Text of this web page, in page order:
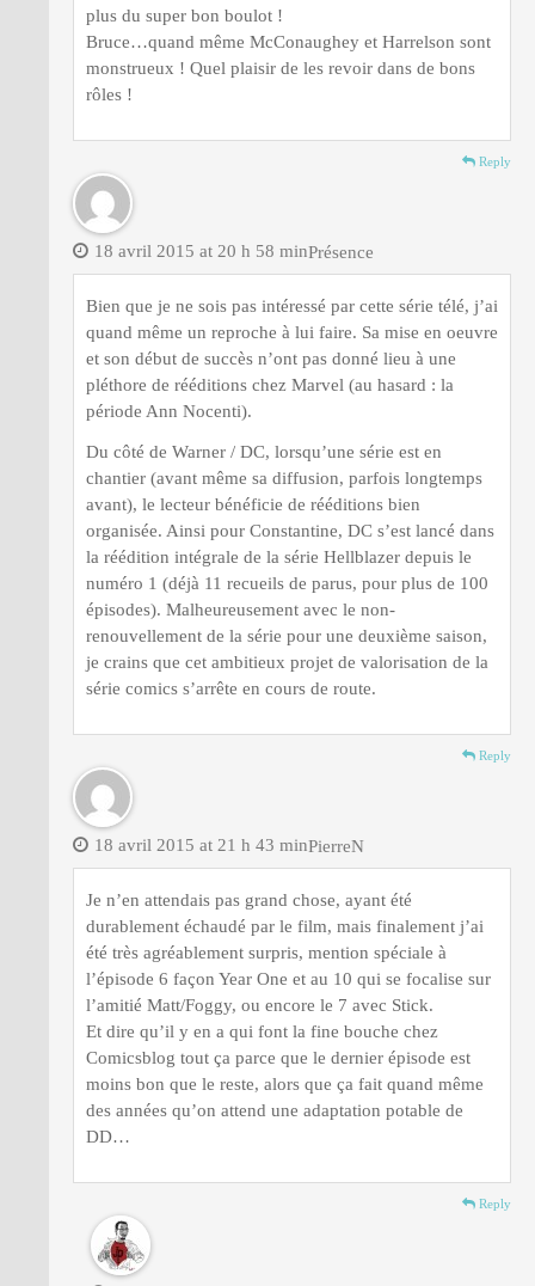
plus du super bon boulot !
Bruce…quand même McConaughey et Harrelson sont
monstrueux ! Quel plaisir de les revoir dans de bons
rôles !
Reply
Présence
18 avril 2015 at 20 h 58 min
Bien que je ne sois pas intéressé par cette série télé, j’ai
quand même un reproche à lui faire. Sa mise en oeuvre
et son début de succès n’ont pas donné lieu à une
pléthore de rééditions chez Marvel (au hasard : la
période Ann Nocenti).
Du côté de Warner / DC, lorsqu’une série est en
chantier (avant même sa diffusion, parfois longtemps
avant), le lecteur bénéficie de rééditions bien
organisée. Ainsi pour Constantine, DC s’est lancé dans
la réédition intégrale de la série Hellblazer depuis le
numéro 1 (déjà 11 recueils de parus, pour plus de 100
épisodes). Malheureusement avec le non-
renouvellement de la série pour une deuxième saison,
je crains que cet ambitieux projet de valorisation de la
série comics s’arrête en cours de route.
Reply
PierreN
18 avril 2015 at 21 h 43 min
Je n’en attendais pas grand chose, ayant été
durablement échaudé par le film, mais finalement j’ai
été très agréablement surpris, mention spéciale à
l’épisode 6 façon Year One et au 10 qui se focalise sur
l’amitié Matt/Foggy, ou encore le 7 avec Stick.
Et dire qu’il y en a qui font la fine bouche chez
Comicsblog tout ça parce que le dernier épisode est
moins bon que le reste, alors que ça fait quand même
des années qu’on attend une adaptation potable de
DD…
Reply